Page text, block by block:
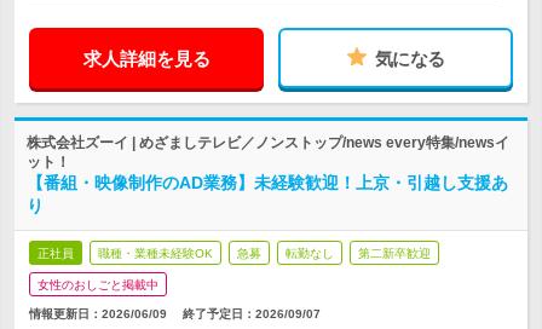
求人詳細を見る 気になる
株式会社ズーイ | めざましテレビ／ノンストップ/news every特集/newsイ
ット！
【番組・映像制作のAD業務】未経験歓迎！上京・引越し支援あ
り
正社員 職種・業種未経験OK 急募 転勤なし 第二新卒歓迎
女性のおしごと掲載中
情報更新日：2026/06/09 終了予定日： 2026/09/07